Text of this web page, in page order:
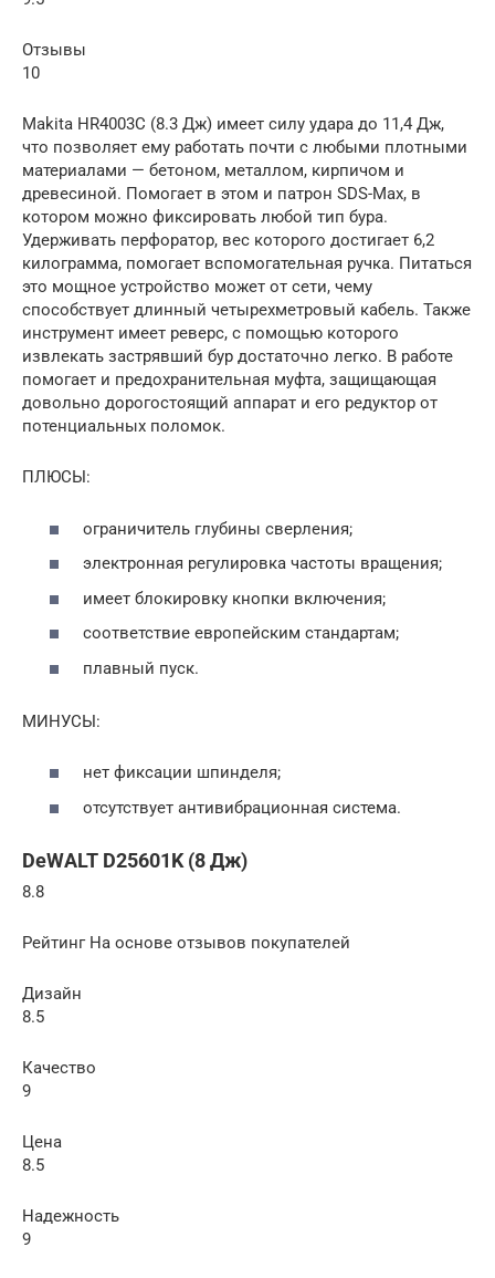
Отзывы
10
Makita HR4003C (8.3 Дж) имеет силу удара до 11,4 Дж,
что позволяет ему работать почти с любыми плотными
материалами — бетоном, металлом, кирпичом и
древесиной. Помогает в этом и патрон SDS-Max, в
котором можно фиксировать любой тип бура.
Удерживать перфоратор, вес которого достигает 6,2
килограмма, помогает вспомогательная ручка. Питаться
это мощное устройство может от сети, чему
способствует длинный четырехметровый кабель. Также
инструмент имеет реверс, с помощью которого
извлекать застрявший бур достаточно легко. В работе
помогает и предохранительная муфта, защищающая
довольно дорогостоящий аппарат и его редуктор от
потенциальных поломок.
ПЛЮСЫ:
ограничитель глубины сверления;
электронная регулировка частоты вращения;
имеет блокировку кнопки включения;
соответствие европейским стандартам;
плавный пуск.
МИНУСЫ:
нет фиксации шпинделя;
отсутствует антивибрационная система.
DeWALT D25601K (8 Дж)
8.8
Рейтинг На основе отзывов покупателей
Дизайн
8.5
Качество
9
Цена
8.5
Надежность
9